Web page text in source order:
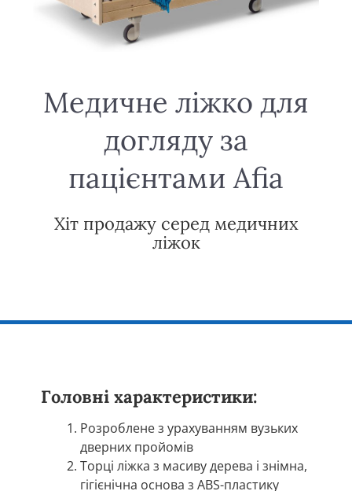
Медичне ліжко для
догляду за
пацієнтами Afia
Хіт продажу серед медичних
ліжок
Головні характеристики:
Розроблене з урахуванням вузьких
дверних пройомів
Торці ліжка з масиву дерева і знімна,
гігієнічна основа з ABS-пластику